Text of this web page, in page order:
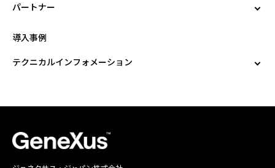
パートナー
導入事例
テクニカルインフォメーション